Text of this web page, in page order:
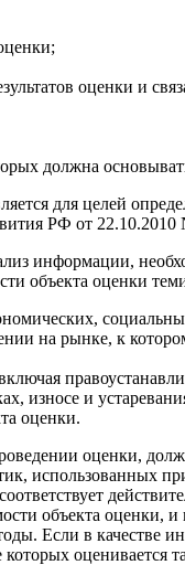
оценки и
должна
для целей
РФ от 22.10.2010
информации,
объекта оценки
на рынке, к
износе и
оценки.
оценки,
использованных
объекта оценки,
Если в качестве
которых